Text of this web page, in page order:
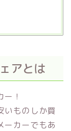
アとは
！
いものしか買
ーカーでもあ